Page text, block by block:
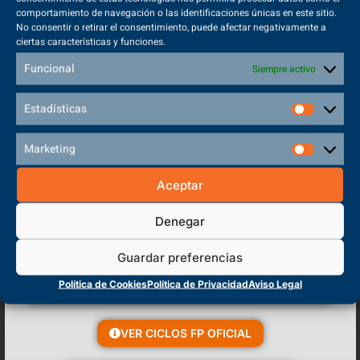
comportamiento de navegación o las identificaciones únicas en este sitio.
No consentir o retirar el consentimiento, puede afectar negativamente a
ciertas características y funciones.
Funcional Siempre activo
Estadísticas
Marketing
Aceptar
Denegar
Guardar preferencias
Política de CookiesPolítica de PrivacidadAviso Legal
¿Te gustaría estudiar?
Tu sitio está aquí.
Técnico Superior en Enseñanza
y Animación Sociodeportiva
VER CICLOS FP OFICIAL